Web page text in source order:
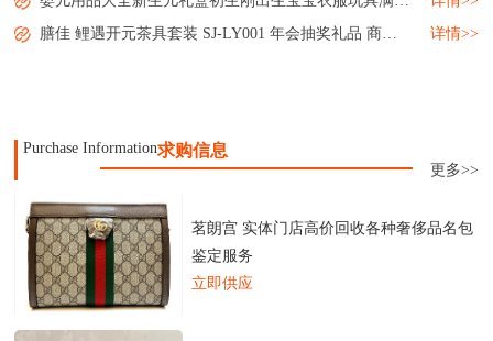
膳佳 鲤遇开元茶具套装 SJ-LY001 年会抽奖礼品 商务送礼 小礼品 MY-SJJJ-L5-05...
详情>>
Purchase Information求购信息
更多>>
茗朗宫 实体门店高价回收各种奢侈品名包
鉴定服务
立即供应